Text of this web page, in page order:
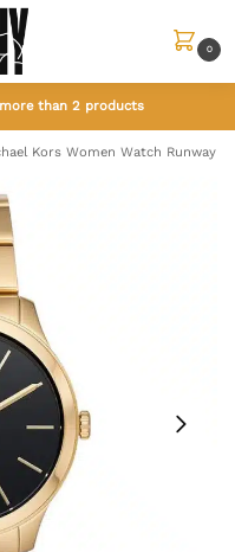
0
than 2 products
Kors Women Watch Runway